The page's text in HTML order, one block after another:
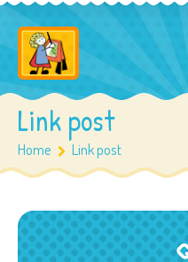
Link post
Home Link post